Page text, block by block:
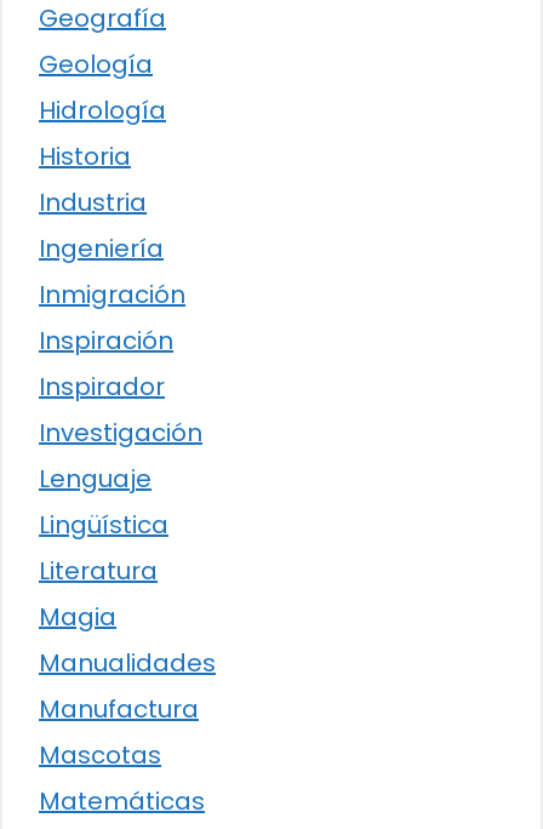
Geografía
Geología
Hidrología
Historia
Industria
Ingeniería
Inmigración
Inspiración
Inspirador
Investigación
Lenguaje
Lingüística
Literatura
Magia
Manualidades
Manufactura
Mascotas
Matemáticas